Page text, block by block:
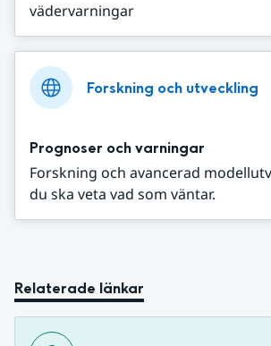
vädervarningar
Forskning och utveckling
Prognoser och varningar
Forskning och avancerad
du ska veta vad som väntar.
Relaterade länkar